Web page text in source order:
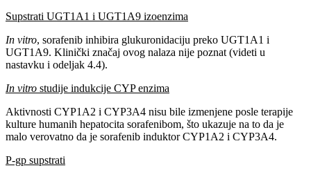
Supstrati UGT1A1 i UGT1A9 izoenzima
In vitro, sorafenib inhibira glukuronidaciju preko UGT1A1 i
UGT1A9. Klinički značaj ovog nalaza nije poznat (videti u
nastavku i odeljak 4.4).
In vitro studije indukcije CYP enzima
Aktivnosti CYP1A2 i CYP3A4 nisu bile izmenjene posle terapije
kulture humanih hepatocita sorafenibom, što ukazuje na to da je
malo verovatno da je sorafenib induktor CYP1A2 i CYP3A4.
P-gp supstrati